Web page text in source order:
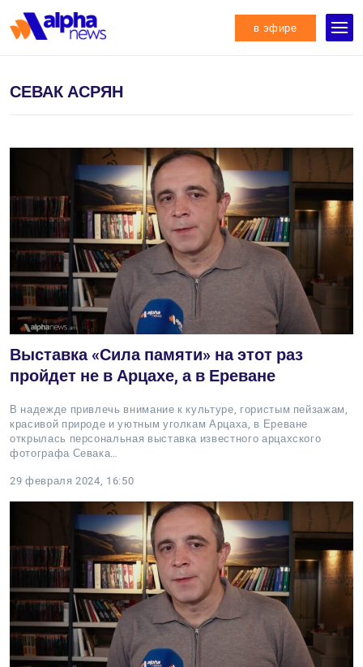
в эфире
СЕВАК АСРЯН
Выставка «Сила памяти» на этот раз
пройдет не в Арцахе, а в Ереване
В надежде привлечь внимание к культуре, гористым пейзажам,
красивой природе и уютным уголкам Арцаха, в Ереване
открылась персональная выставка известного арцахского
фотографа Севака…
29 февраля 2024, 16:50